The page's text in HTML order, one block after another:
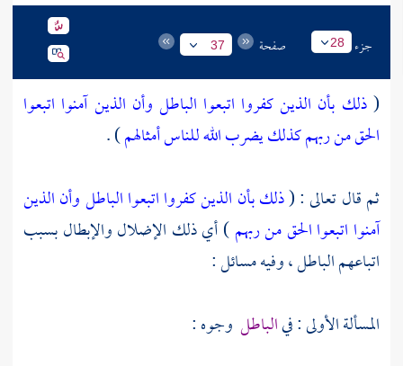
جزء 28 صفحة 37
(ذلك بأن الذين كفروا اتبعوا الباطل وأن الذين آمنوا اتبعوا
الحق من ربهم كذلك يضرب الله للناس أمثالهم) .
ثم قال تعالى : (ذلك بأن الذين كفروا اتبعوا الباطل وأن الذين
آمنوا اتبعوا الحق من ربهم) أي ذلك الإضلال والإبطال بسبب
اتباعهم الباطل ، وفيه مسائل :
المسألة الأولى : فيالباطل وجوه :